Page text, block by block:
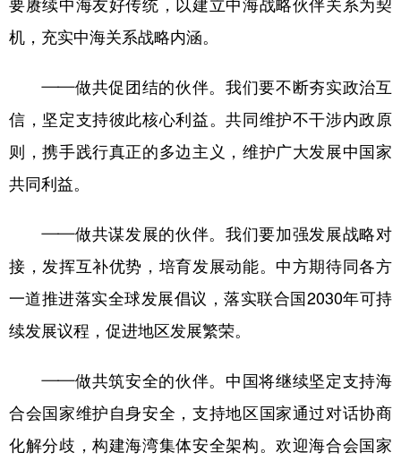
要赓续中海友好传统，以建立中海战略伙伴关系为契
机，充实中海关系战略内涵。
——做共促团结的伙伴。我们要不断夯实政治互
信，坚定支持彼此核心利益。共同维护不干涉内政原
则，携手践行真正的多边主义，维护广大发展中国家
共同利益。
——做共谋发展的伙伴。我们要加强发展战略对
接，发挥互补优势，培育发展动能。中方期待同各方
一道推进落实全球发展倡议，落实联合国2030年可持
续发展议程，促进地区发展繁荣。
——做共筑安全的伙伴。中国将继续坚定支持海
合会国家维护自身安全，支持地区国家通过对话协商
化解分歧，构建海湾集体安全架构。欢迎海合会国家